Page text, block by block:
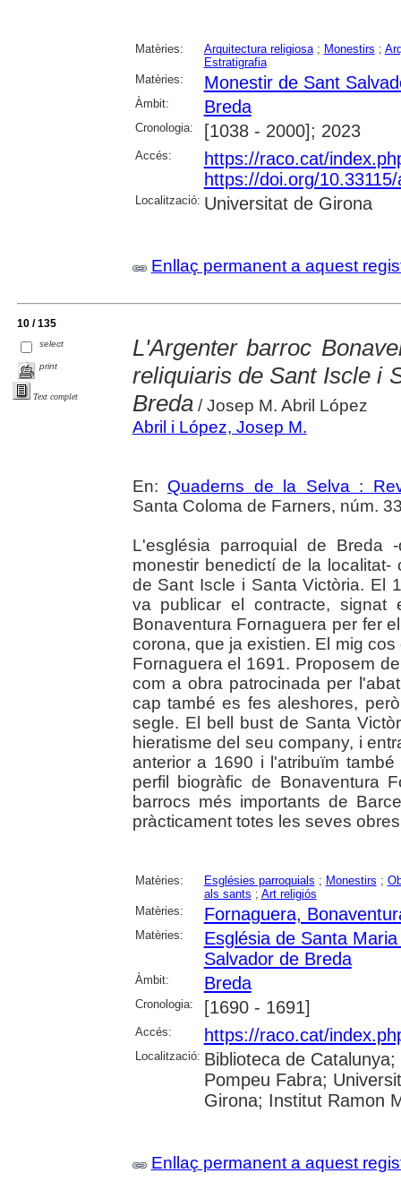
Matèries: Arquitectura religiosa; Monestirs ;
Estratigrafia
Matèries:
Monestir de Sant
Àmbit: Breda
Cronologia: [1038 - 2000]; 2023
Accés:
https://raco.cat/
https://doi.org/
Localització: Universitat de Girona
Enllaç permanent a aquest
10 / 135
select
print
Text complet
L'Argenter barroc
reliquiaris de Sant Iscle i
Breda/ Josep M. Abril López
Abril i López, Josep M.
En: Quaderns de la Selva :
Santa Coloma de Farners, núm.
L'església parroquial de Breda
monestir benedictí de la
de Sant Iscle i Santa Victòria. El
va publicar el contracte, signat
Bonaventura Fornaguera per fer
corona, que ja existien. El mig
Fornaguera el 1691. Proposem
com a obra patrocinada per
cap també es fes aleshores,
segle. El bell bust de Santa
hieratisme del seu company, i
anterior a 1690 i l'atribuïm
perfil biogràfic de Bonaventura
barrocs més importants de
pràcticament totes les seves
Matèries: Esglésies parroquials ; Monestirs ;
als sants ; Art religiós
Matèries:
Fornaguera,
Matèries:
Església de Santa
Salvador de Breda
Àmbit: Breda
Cronologia: [1690 - 1691]
Accés: https://raco.cat/
Localització: Biblioteca de
Pompeu Fabra;
Girona; Institut Ramon
Enllaç permanent a aquest